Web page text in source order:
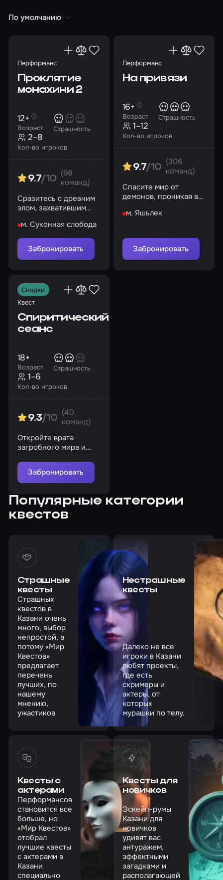
По умолчанию
Перформанс
Проклятие
монахини 2
Возраст
12+
Страшность
Кол-во игроков
2–8
9.7/10
(98
команд)
Сразитесь с древним
злом, захватившим
м. Суконная слобода
Забронировать
Перформанс
На привязи
Возраст
16+
Страшность
Кол-во игроков
1–12
9.7/10
(306
команд)
Спасите мир от
демонов, проникая в
больницы
м. Яшьлек
Забронировать
Скидки
Квест
Спиритический
сеанс
Возраст
18+
Страшность
Кол-во игроков
1–6
9.3/10
(40
команд)
Откройте врата
загробного мира и
демонов
Забронировать
Популярные категории
квестов
Страшные
квесты
Страшных
квестов в
Казани очень
много, выбор
непростой, а
потому «Мир
Квестов»
предлагает
перечень
лучших, по
нашему
мнению,
ужастиков
Нестрашные
квесты
Далеко не все
игроки в Казани
любят проекты,
где есть
скримеры и
актеры, от
которых
мурашки по телу.
Квесты с
актерами
Перформансов
становится все
больше, но
«Мир Квестов»
отобрал
лучшие квесты
с актерами в
Казани
специально
Квесты для
новичков
Эскейп-румы
Казани для
новичков
удивят вас
антуражем,
эффектными
загадками и
располагающей